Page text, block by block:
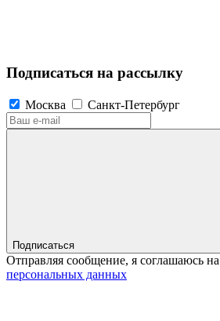
Подписаться на рассылку
Москва Санкт-Петербург
Подписаться
Отправляя сообщение, я соглашаюсь на
персональных данных